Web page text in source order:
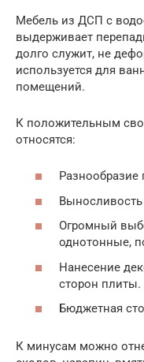
Мебель из ДСП с
выдерживает
долго служит, не
используется для
помещений.
К положительным
относятся:
Выносливость
Огромный
однотонные,
Нанесение
сторон плиты.
Бюджетная
К минусам можно